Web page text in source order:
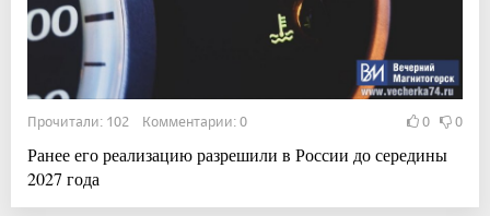
Прочитали: 102 Комментарии: 0 0 0
Ранее его реализацию разрешили в России до середины
2027 года